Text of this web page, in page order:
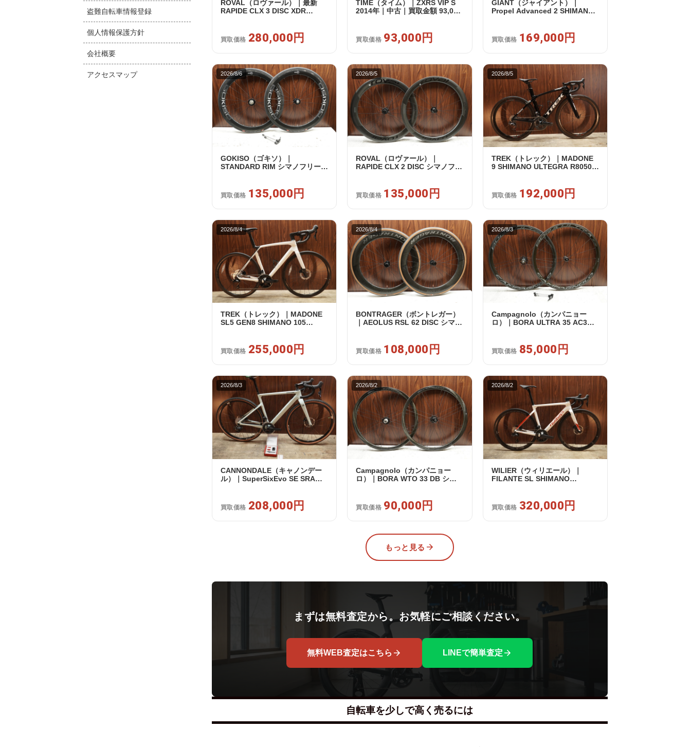
ROVAL（ロヴァール）｜最新
RAPIDE CLX 3 DISC XDR
買取価格 280,000円
TIME（タイム）｜ZXRS VIP S
2014年｜中古｜買取金額 93,000
買取価格 93,000円
GIANT（ジャイアント）｜
Propel Advanced 2 SHIMANO
買取価格 169,000円
2026/8/6
GOKISO（ゴキソ）｜
STANDARD RIM シマノフリー
買取価格 135,000円
2026/8/5
ROVAL（ロヴァール）｜
RAPIDE CLX 2 DISC シマノフリ
買取価格 135,000円
2026/8/5
TREK（トレック）｜MADONE
9 SHIMANO ULTEGRA R8050
買取価格 192,000円
2026/8/4
TREK（トレック）｜MADONE
SL5 GEN8 SHIMANO 105
円
買取価格 255,000円
2026/8/4
BONTRAGER（ボントレガー）
｜AEOLUS RSL 62 DISC シマノ
買取価格 108,000円
2026/8/3
Campagnolo（カンパニョー
ロ）｜BORA ULTRA 35 AC3
額 85,000円
買取価格 85,000円
2026/8/3
CANNONDALE（キャノンデー
ル）｜SuperSixEvo SE SRAM
年｜美品｜買取金額 208,000円
買取価格 208,000円
2026/8/2
Campagnolo（カンパニョー
ロ）｜BORA WTO 33 DB シマ
買取価格 90,000円
2026/8/2
WILIER（ウィリエール）｜
FILANTE SL SHIMANO
320,000円
買取価格 320,000円
もっと見る
まずは無料査定から。お気軽にご相談ください。
無料WEB査定はこちら LINEで簡単査定
自転車を少しで高く売るには
盗難自転車情報登録
個人情報保護方針
会社概要
アクセスマップ